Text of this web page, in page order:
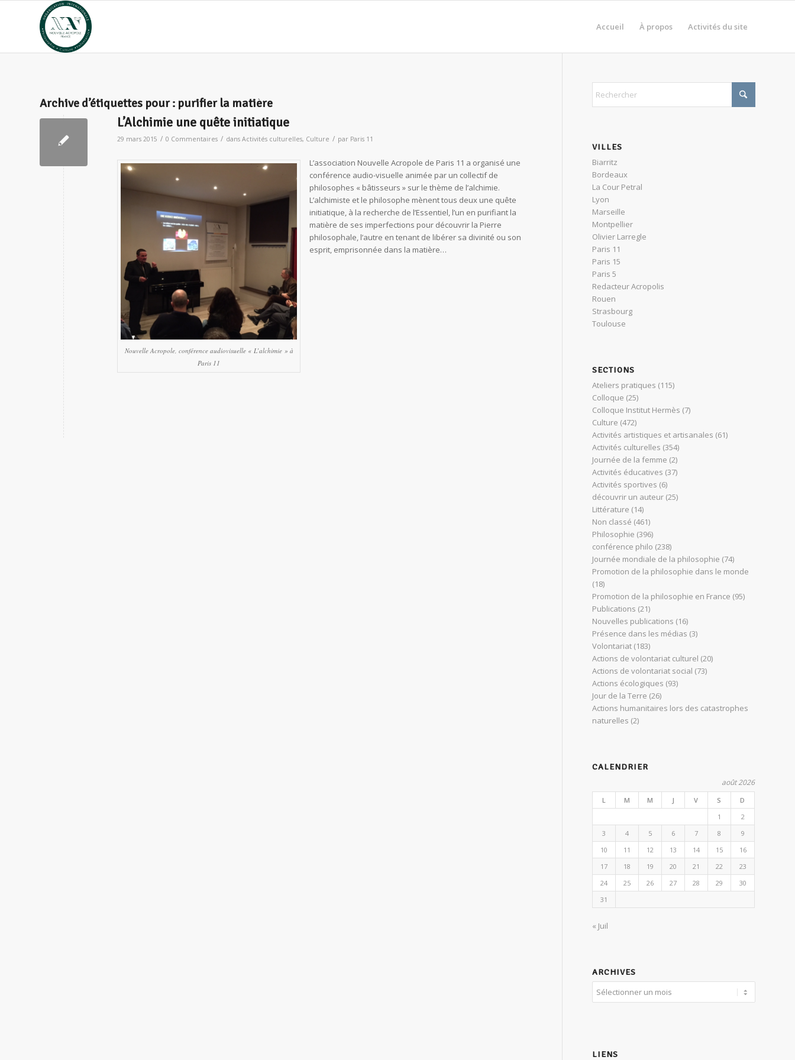
Accueil À propos Activités du site
Archive d’étiquettes pour : purifier la matière
L’Alchimie une quête initiatique
29 mars 2015 / 0 Commentaires / dans Activités culturelles, Culture / par Paris 11
Nouvelle Acropole, conférence audiovisuelle « L’alchimie » à
Paris 11
L’association Nouvelle Acropole de Paris 11 a organisé une
conférence audio-visuelle animée par un collectif de
philosophes « bâtisseurs » sur le thème de l’alchimie.
L’alchimiste et le philosophe mènent tous deux une quête
initiatique, à la recherche de l’Essentiel, l’un en purifiant la
matière de ses imperfections pour découvrir la Pierre
philosophale, l’autre en tenant de libérer sa divinité ou son
esprit, emprisonnée dans la matière…
VILLES
Biarritz
Bordeaux
La Cour Petral
Lyon
Marseille
Montpellier
Olivier Larregle
Paris 11
Paris 15
Paris 5
Redacteur Acropolis
Rouen
Strasbourg
Toulouse
SECTIONS
Ateliers pratiques (115)
Colloque (25)
Colloque Institut Hermès (7)
Culture (472)
Activités artistiques et artisanales (61)
Activités culturelles (354)
Journée de la femme (2)
Activités éducatives (37)
Activités sportives (6)
découvrir un auteur (25)
Littérature (14)
Non classé (461)
Philosophie (396)
conférence philo (238)
Journée mondiale de la philosophie (74)
Promotion de la philosophie dans le monde
(18)
Promotion de la philosophie en France (95)
Publications (21)
Nouvelles publications (16)
Présence dans les médias (3)
Volontariat (183)
Actions de volontariat culturel (20)
Actions de volontariat social (73)
Actions écologiques (93)
Jour de la Terre (26)
Actions humanitaires lors des catastrophes
naturelles (2)
CALENDRIER
août 2026
L M M J V S
D
1
2
3
4 5 6 7 8
9
10
11 12 13 14 15
16
17
18 19 20 21 22
23
24
25 26 27 28 29
30
31
« Juil
ARCHIVES
LIENS